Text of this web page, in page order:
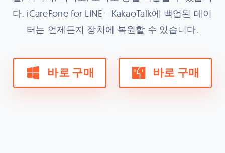
다. iCareFone for LINE - KakaoTalk에 백업된 데이
터는 언제든지 장치에 복원할 수 있습니다.
바로 구매 바로 구매